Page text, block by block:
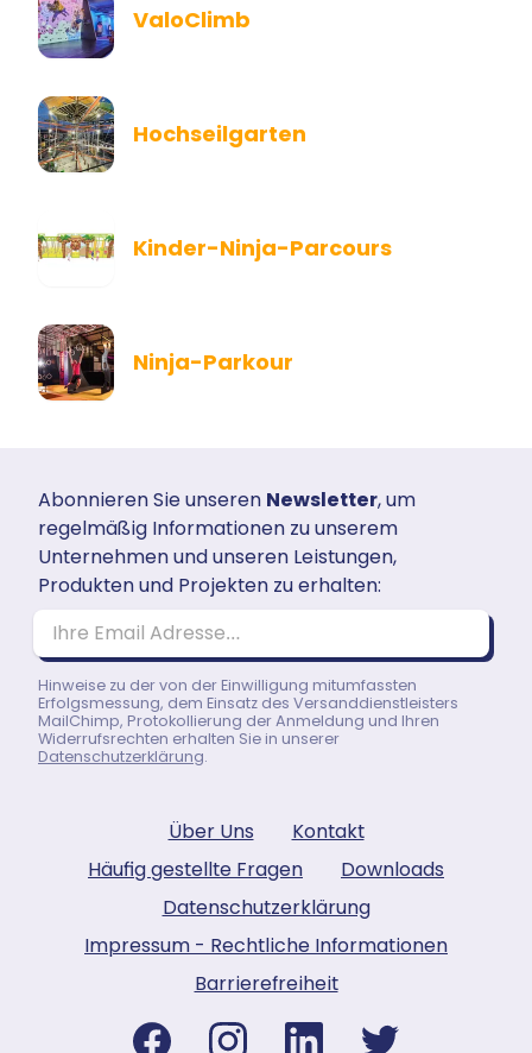
ValoClimb
Hochseilgarten
Kinder-Ninja-Parcours
Ninja-Parkour
Abonnieren Sie unseren Newsletter, um
regelmäßig Informationen zu unserem
Unternehmen und unseren Leistungen,
Produkten und Projekten zu erhalten:
Ihre Email Adresse…
Hinweise zu der von der Einwilligung mitumfassten
Erfolgsmessung, dem Einsatz des Versanddienstleisters
MailChimp, Protokollierung der Anmeldung und Ihren
Widerrufsrechten erhalten Sie in unserer
Datenschutzerklärung.
Über Uns
Kontakt
Häufig gestellte Fragen
Downloads
Datenschutzerklärung
Impressum - Rechtliche Informationen
Barrierefreiheit